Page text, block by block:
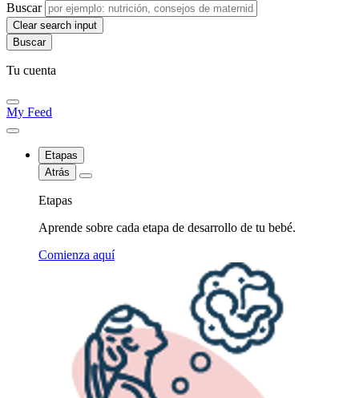
Buscar
Clear search input
Tu cuenta
My Feed
Etapas
Atrás
Etapas
Aprende sobre cada etapa de desarrollo de tu bebé.
Comienza aquí